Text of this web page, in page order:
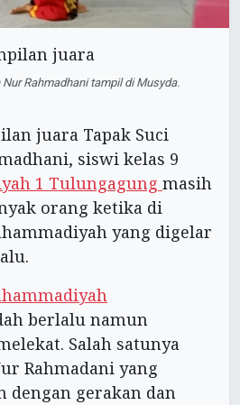
Rahmadhani tampil di Musyda.
juara Tapak Suci
siswi kelas 9
1 Tulungagung masih
orang ketika di
yang digelar
berlalu namun
Salah satunya
Rahmadani yang
dengan gerakan dan